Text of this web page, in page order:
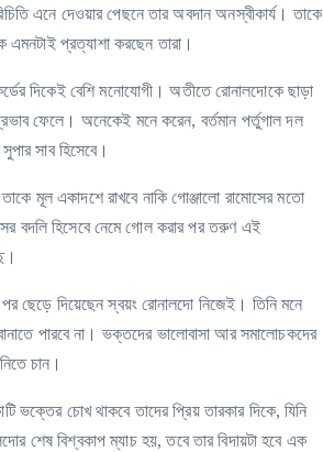
এনে দেওয়ার পেছনে তার অবদান অনস্বীকার্য। তাকে
এমনটাই প্রত্যাশা করছেন তারা।
দিকেই বেশি মনোযোগী। অতীতে রোনালদোকে ছাড়া
ফেলে। অনেকেই মনে করেন, বর্তমান পর্তুগাল দল
সাব হিসেবে।
মূল একাদশে রাখবে নাকি গোঞ্জালো রামোসের মতো
বদলি হিসেবে নেমে গোল করার পর তরুণ এই
ছেড়ে দিয়েছেন স্বয়ং রোনালদো নিজেই। তিনি মনে
পারবে না। ভক্তদের ভালোবাসা আর সমালোচকদের
চান।
ভক্তের চোখ থাকবে তাদের প্রিয় তারকার দিকে, যিনি
শেষ বিশ্বকাপ ম্যাচ হয়, তবে তার বিদায়টা হবে এক